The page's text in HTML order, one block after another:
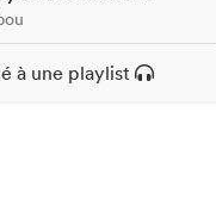
à une playlist